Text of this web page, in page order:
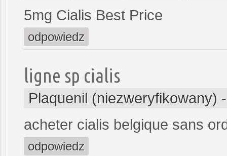
5mg Cialis Best Price
odpowiedz
ligne sp cialis
Plaquenil (niezweryfikowany)
acheter cialis belgique sans
odpowiedz